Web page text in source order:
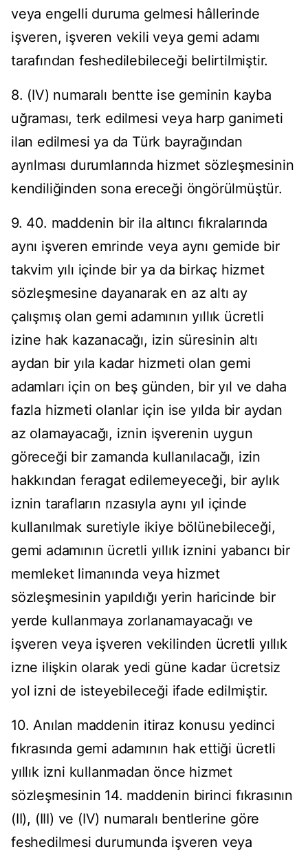
veya engelli duruma gelmesi hâllerinde
işveren, işveren vekili veya gemi adamı
tarafından feshedilebileceği belirtilmiştir.
8. (IV) numaralı bentte ise geminin kayba
uğraması, terk edilmesi veya harp ganimeti
ilan edilmesi ya da Türk bayrağından
ayrılması durumlarında hizmet sözleşmesinin
kendiliğinden sona ereceği öngörülmüştür.
9. 40. maddenin bir ila altıncı fıkralarında
aynı işveren emrinde veya aynı gemide bir
takvim yılı içinde bir ya da birkaç hizmet
sözleşmesine dayanarak en az altı ay
çalışmış olan gemi adamının yıllık ücretli
izine hak kazanacağı, izin süresinin altı
aydan bir yıla kadar hizmeti olan gemi
adamları için on beş günden, bir yıl ve daha
fazla hizmeti olanlar için ise yılda bir aydan
az olamayacağı, iznin işverenin uygun
göreceği bir zamanda kullanılacağı, izin
hakkından feragat edilemeyeceği, bir aylık
iznin tarafların rızasıyla aynı yıl içinde
kullanılmak suretiyle ikiye bölünebileceği,
gemi adamının ücretli yıllık iznini yabancı bir
memleket limanında veya hizmet
sözleşmesinin yapıldığı yerin haricinde bir
yerde kullanmaya zorlanamayacağı ve
işveren veya işveren vekilinden ücretli yıllık
izne ilişkin olarak yedi güne kadar ücretsiz
yol izni de isteyebileceği ifade edilmiştir.
10. Anılan maddenin itiraz konusu yedinci
fıkrasında gemi adamının hak ettiği ücretli
yıllık izni kullanmadan önce hizmet
sözleşmesinin 14. maddenin birinci fıkrasının
(II), (III) ve (IV) numaralı bentlerine göre
feshedilmesi durumunda işveren veya